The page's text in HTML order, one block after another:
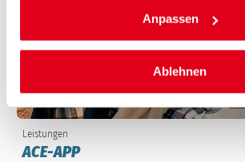
Anpassen
Ablehnen
Leistungen
ACE-APP